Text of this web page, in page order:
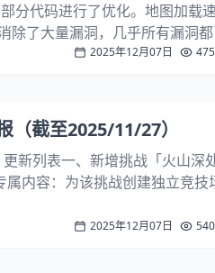
分代码进行了优化。地图加载
除了大量漏洞，几乎所有漏洞都
结束及之后地狱场景中的卡顿
2025年12月07日 475
（截至2025/11/27）
新列表一、新增挑战「火山深
内容：为该挑战创建独立竞技
2025年12月07日 540